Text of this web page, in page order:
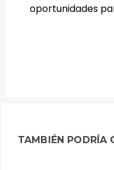
oportunidades
TAMBIÉN PODRÍA